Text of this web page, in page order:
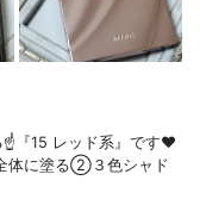
☝️『15 レッド系』です❤️
体に塗る②３色シャド